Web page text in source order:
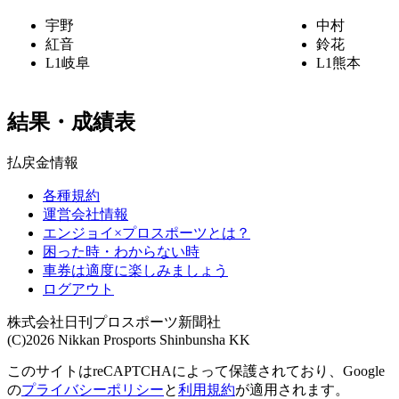
宇野
紅音
L1岐阜
中村
鈴花
L1熊本
結果・成績表
払戻金情報
各種規約
運営会社情報
エンジョイ×プロスポーツとは？
困った時・わからない時
車券は適度に楽しみましょう
ログアウト
株式会社日刊プロスポーツ新聞社
(C)2026 Nikkan Prosports Shinbunsha KK
このサイトはreCAPTCHAによって保護されており、Google
のプライバシーポリシーと利用規約が適用されます。